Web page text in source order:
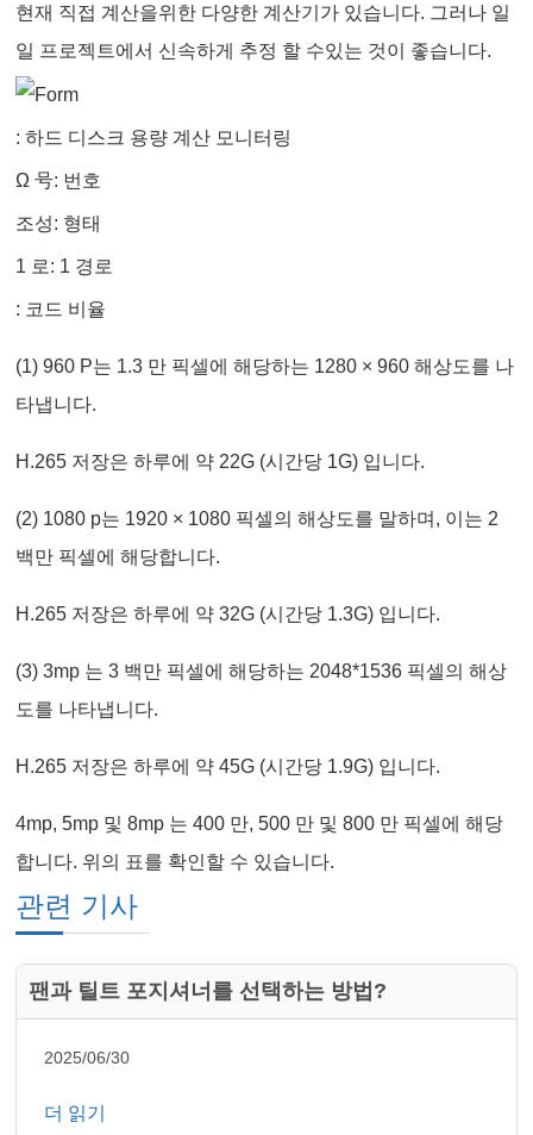
현재 직접 계산을위한 다양한 계산기가 있습니다. 그러나 일
일 프로젝트에서 신속하게 추정 할 수있는 것이 좋습니다.
: 하드 디스크 용량 계산 모니터링
Ω 号: 번호
조성: 형태
1 로: 1 경로
: 코드 비율
(1) 960 P는 1.3 만 픽셀에 해당하는 1280 × 960 해상도를 나
타냅니다.
H.265 저장은 하루에 약 22G (시간당 1G) 입니다.
(2) 1080 p는 1920 × 1080 픽셀의 해상도를 말하며, 이는 2
백만 픽셀에 해당합니다.
H.265 저장은 하루에 약 32G (시간당 1.3G) 입니다.
(3) 3mp 는 3 백만 픽셀에 해당하는 2048*1536 픽셀의 해상
도를 나타냅니다.
H.265 저장은 하루에 약 45G (시간당 1.9G) 입니다.
4mp, 5mp 및 8mp 는 400 만, 500 만 및 800 만 픽셀에 해당
합니다. 위의 표를 확인할 수 있습니다.
관련 기사
팬과 틸트 포지셔너를 선택하는 방법?
2025/06/30
더 읽기